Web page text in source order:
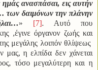
ανασπάσαι, εις αυτήν
των δαιμόνων την πλάνην
» [7]. Αυτό που
,έγινε όργανον ζωής και
μεγάλης λοιπόν θλίψεως
μας, η ελπίδα δεν χάνεται
τόσο μεγαλύτερη και η